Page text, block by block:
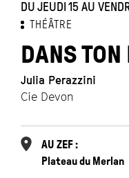
DU JEUDI 15 AU
THÉÂTRE
DANS
Julia Perazzini
Cie Devon
AU ZEF :
Plateau du Merlan